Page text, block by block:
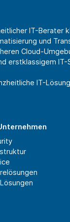
IT-Berater
und
Cloud-
erstklassigem
IT-